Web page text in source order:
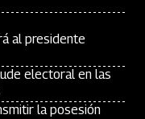
al presidente
electoral en las
la posesión